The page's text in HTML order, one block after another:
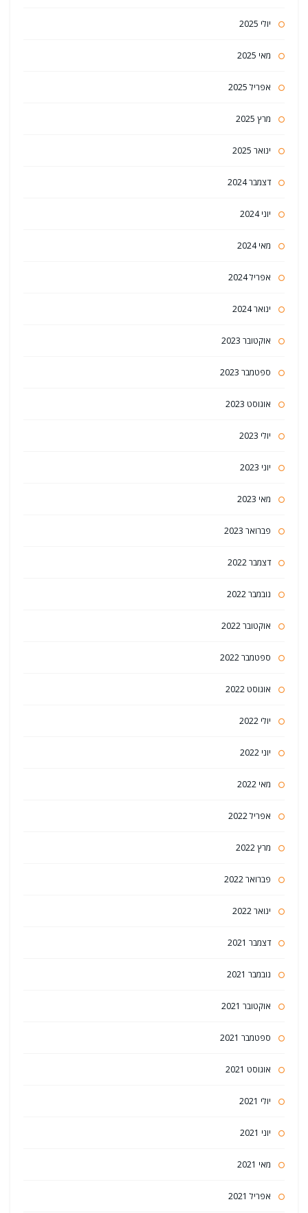
יולי 2025
מאי 2025
אפריל 2025
מרץ 2025
ינואר 2025
דצמבר 2024
יוני 2024
מאי 2024
אפריל 2024
ינואר 2024
אוקטובר 2023
ספטמבר 2023
אוגוסט 2023
יולי 2023
יוני 2023
מאי 2023
פברואר 2023
דצמבר 2022
נובמבר 2022
אוקטובר 2022
ספטמבר 2022
אוגוסט 2022
יולי 2022
יוני 2022
מאי 2022
אפריל 2022
מרץ 2022
פברואר 2022
ינואר 2022
דצמבר 2021
נובמבר 2021
אוקטובר 2021
ספטמבר 2021
אוגוסט 2021
יולי 2021
יוני 2021
מאי 2021
אפריל 2021